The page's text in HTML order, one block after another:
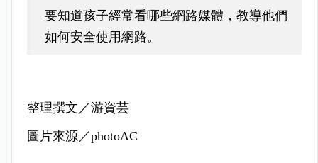
要知道孩子經常看哪些網路媒體，教導他們
如何安全使用網路。
整理撰文／游資芸
圖片來源／photoAC